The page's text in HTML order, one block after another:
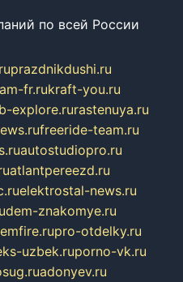
по всей России
prazdnikdushi.ru
fr.rukraft-you.ru
explore.rurastenuya.ru
freeride-team.ru
autostudiopro.ru
atlantpereezd.ru
elektrostal-news.ru
znakomye.ru
emfire.rupro-otdelky.ru
uzbek.ruporno-vk.ru
adonyev.ru